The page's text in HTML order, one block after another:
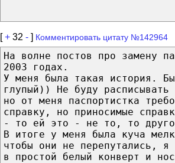
[+ 32 - ] Комментировать цитату №142964
На волне постов про замену
2003 годах.
У меня была такая история.
глупый)) Не буду расписывать
но от меня паспортистка
справку, но приносимые
- то ей это - не то, то
В итоге у меня была куча
чтобы они не перепутались, я
в простой белый конверт и